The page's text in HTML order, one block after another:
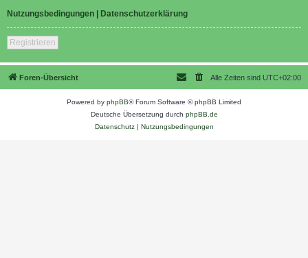
Nutzungsbedingungen | Datenschutzerklärung
Registrieren
Foren-Übersicht Alle Zeiten sind UTC+02:00
Powered by phpBB® Forum Software © phpBB Limited
Deutsche Übersetzung durch phpBB.de
Datenschutz| Nutzungsbedingungen